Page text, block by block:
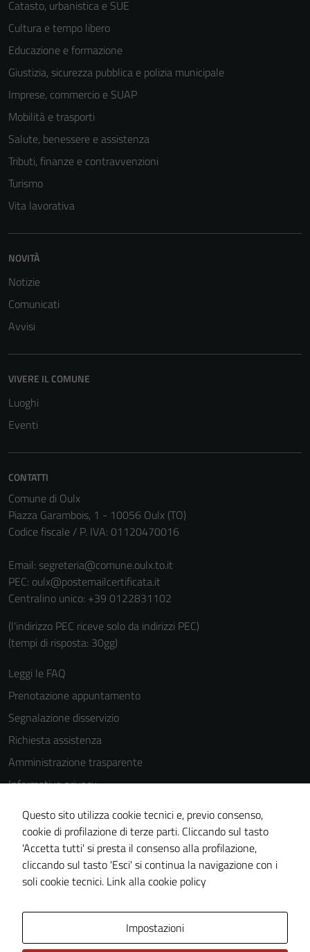
Catasto, urbanistica e SUE
Cultura e tempo libero
Educazione e formazione
Giustizia, sicurezza pubblica e polizia municipale
Imprese, commercio e SUAP
Mobilità e trasporti
Salute, benessere e assistenza
Tributi, finanze e contravvenzioni
Turismo
Vita lavorativa
NOVITÀ
Notizie
Comunicati
Avvisi
VIVERE IL COMUNE
Luoghi
Eventi
CONTATTI
Comune di Oulx
Piazza Garambois, 1 - 10056 Oulx (TO)
Codice fiscale / P. IVA: 01120470016
Email: segreteria@comune.oulx.to.it
PEC: oulx@postemailcertificata.it
Centralino unico: +39 0122831102
(l'indirizzo PEC riceve solo da indirizzi PEC)
(tempi di risposta: 30gg)
Leggi le FAQ
Prenotazione appuntamento
Segnalazione disservizio
Richiesta assistenza
Amministrazione trasparente
Informativa privacy
Cookie Policy
Note legali
Dichiarazione di accessibilità
Piano di miglioramento del sito
Questo sito utilizza cookie tecnici e, previo consenso,
cookie di profilazione di terze parti. Cliccando sul tasto
'Accetta tutti' si presta il consenso alla profilazione,
cliccando sul tasto 'Esci' si continua la navigazione con i
soli cookie tecnici. Link alla cookie policy
Impostazioni
Tecnici